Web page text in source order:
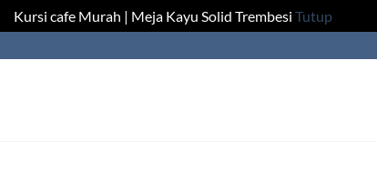
Kursi cafe Murah | Meja Kayu Solid Trembesi Tutup